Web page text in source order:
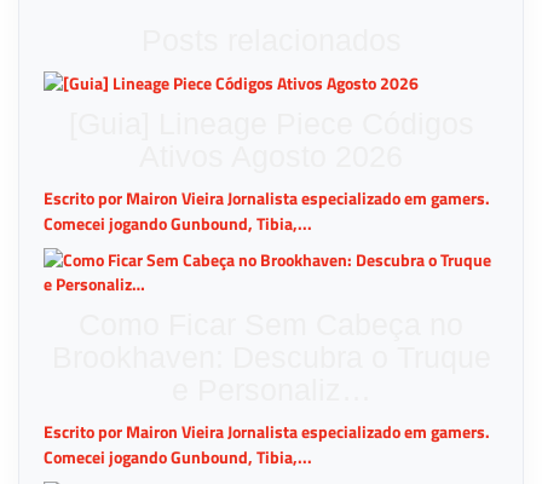
Escrito por Mairon Vieira Jornalista especializado em gamers.
Comecei jogando Gunbound, Tibia,...
Escrito por Mairon Vieira Jornalista especializado em gamers.
Comecei jogando Gunbound, Tibia,...